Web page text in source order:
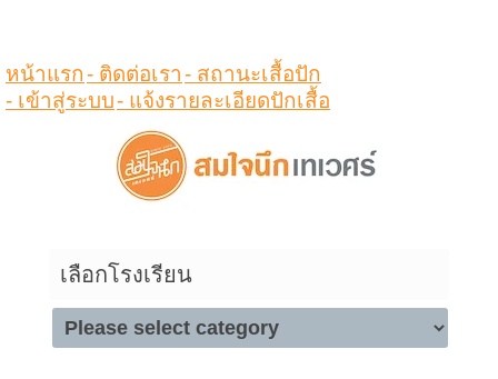
หน้าแรก- ติดต่อเรา- สถานะเสื้อปัก
- เข้าสู่ระบบ- แจ้งรายละเอียดปักเสื้อ
เลือกโรงเรียน